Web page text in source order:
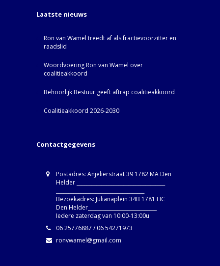
Laatste nieuws
Ron van Wamel treedt af als fractievoorzitter en
raadslid
Woordvoering Ron van Wamel over
coalitieakkoord
Behoorlijk Bestuur geeft aftrap coalitieakkoord
Coalitieakkoord 2026-2030
Contactgegevens
Postadres: Anjelierstraat 39 1782 MA Den
Helder ____________________________________
Bezoekadres: Julianaplein 34B 1781 HC
Den Helder____________________________
Iedere zaterdag van 10:00-13:00u
06 25776887 / 06 54271973
ronvwamel@gmail.com